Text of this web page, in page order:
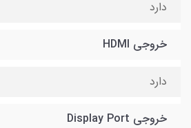
دارد
خروجی HDMI
دارد
خروجی Display Port